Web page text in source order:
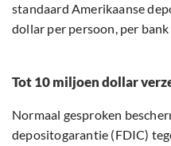
standaard Amerikaanse
dollar per persoon, per
Tot 10 miljoen dollar
Normaal gesproken
depositogarantie (FDIC)